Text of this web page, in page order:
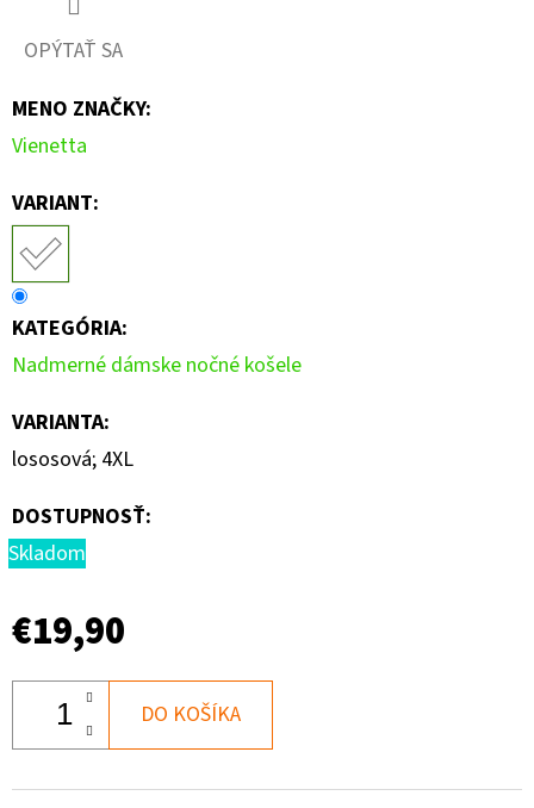
OPÝTAŤ SA
MENO ZNAČKY:
Vienetta
VARIANT:
KATEGÓRIA:
Nadmerné dámske nočné košele
VARIANTA:
lososová; 4XL
DOSTUPNOSŤ:
Skladom
€19,90
DO KOŠÍKA